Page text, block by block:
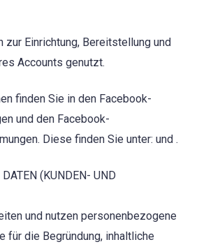
zur Einrichtung, Bereitstellung und
Accounts genutzt.
finden Sie in den Facebook-
und den Facebook-
Diese finden Sie unter: und .
(KUNDEN- UND
und nutzen personenbezogene
für die Begründung, inhaltliche